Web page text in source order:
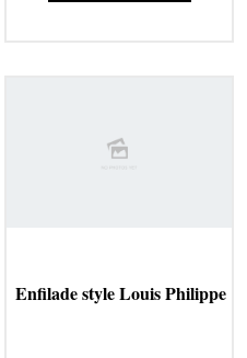
Enfilade style Louis Philippe